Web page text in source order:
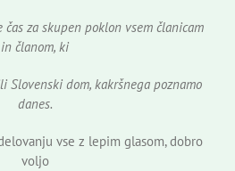
za skupen poklon vsem članicam
in članom, ki
Slovenski dom, kakršnega poznamo
danes.
vse z lepim glasom, dobro
voljo